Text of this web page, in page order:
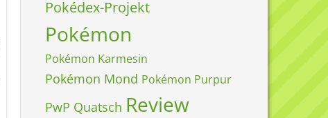
Pokédex-Projekt
Pokémon
Pokémon Karmesin
Pokémon Mond Pokémon Purpur
PwP Quatsch Review